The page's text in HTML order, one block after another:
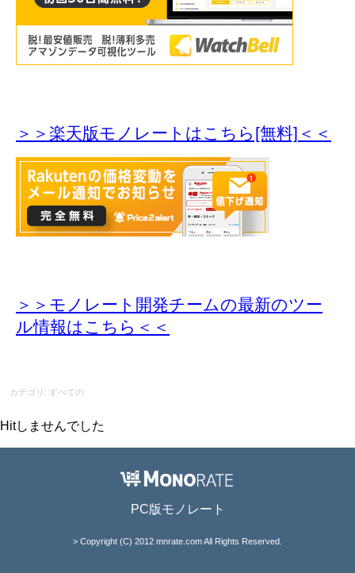
＞＞楽天版モノレートはこちら[無料]＜＜
＞＞モノレート開発チームの最新のツー
ル情報はこちら＜＜
カテゴリ: すべての
Hitしませんでした
PC版モノレート
> Copyright (C) 2012 mnrate.com All Rights Reserved.